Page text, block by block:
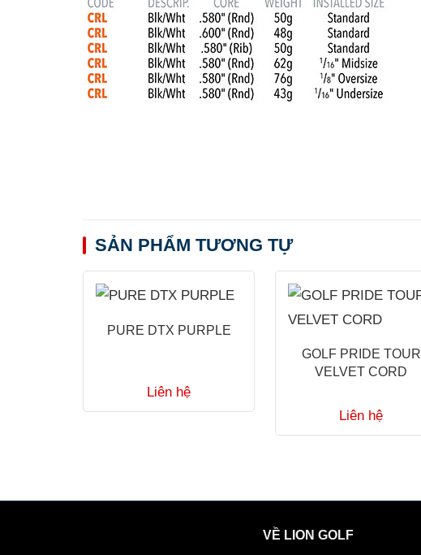
SẢN PHẨM TƯƠNG TỰ
PURE DTX PURPLE
Liên hệ
GOLF PRIDE TOUR
VELVET CORD
Liên hệ
VỀ LION GOLF